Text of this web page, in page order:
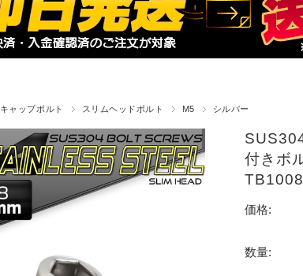
キャップボルト スリムヘッドボルト M5 シルバー
付きボ
価格:
数量: